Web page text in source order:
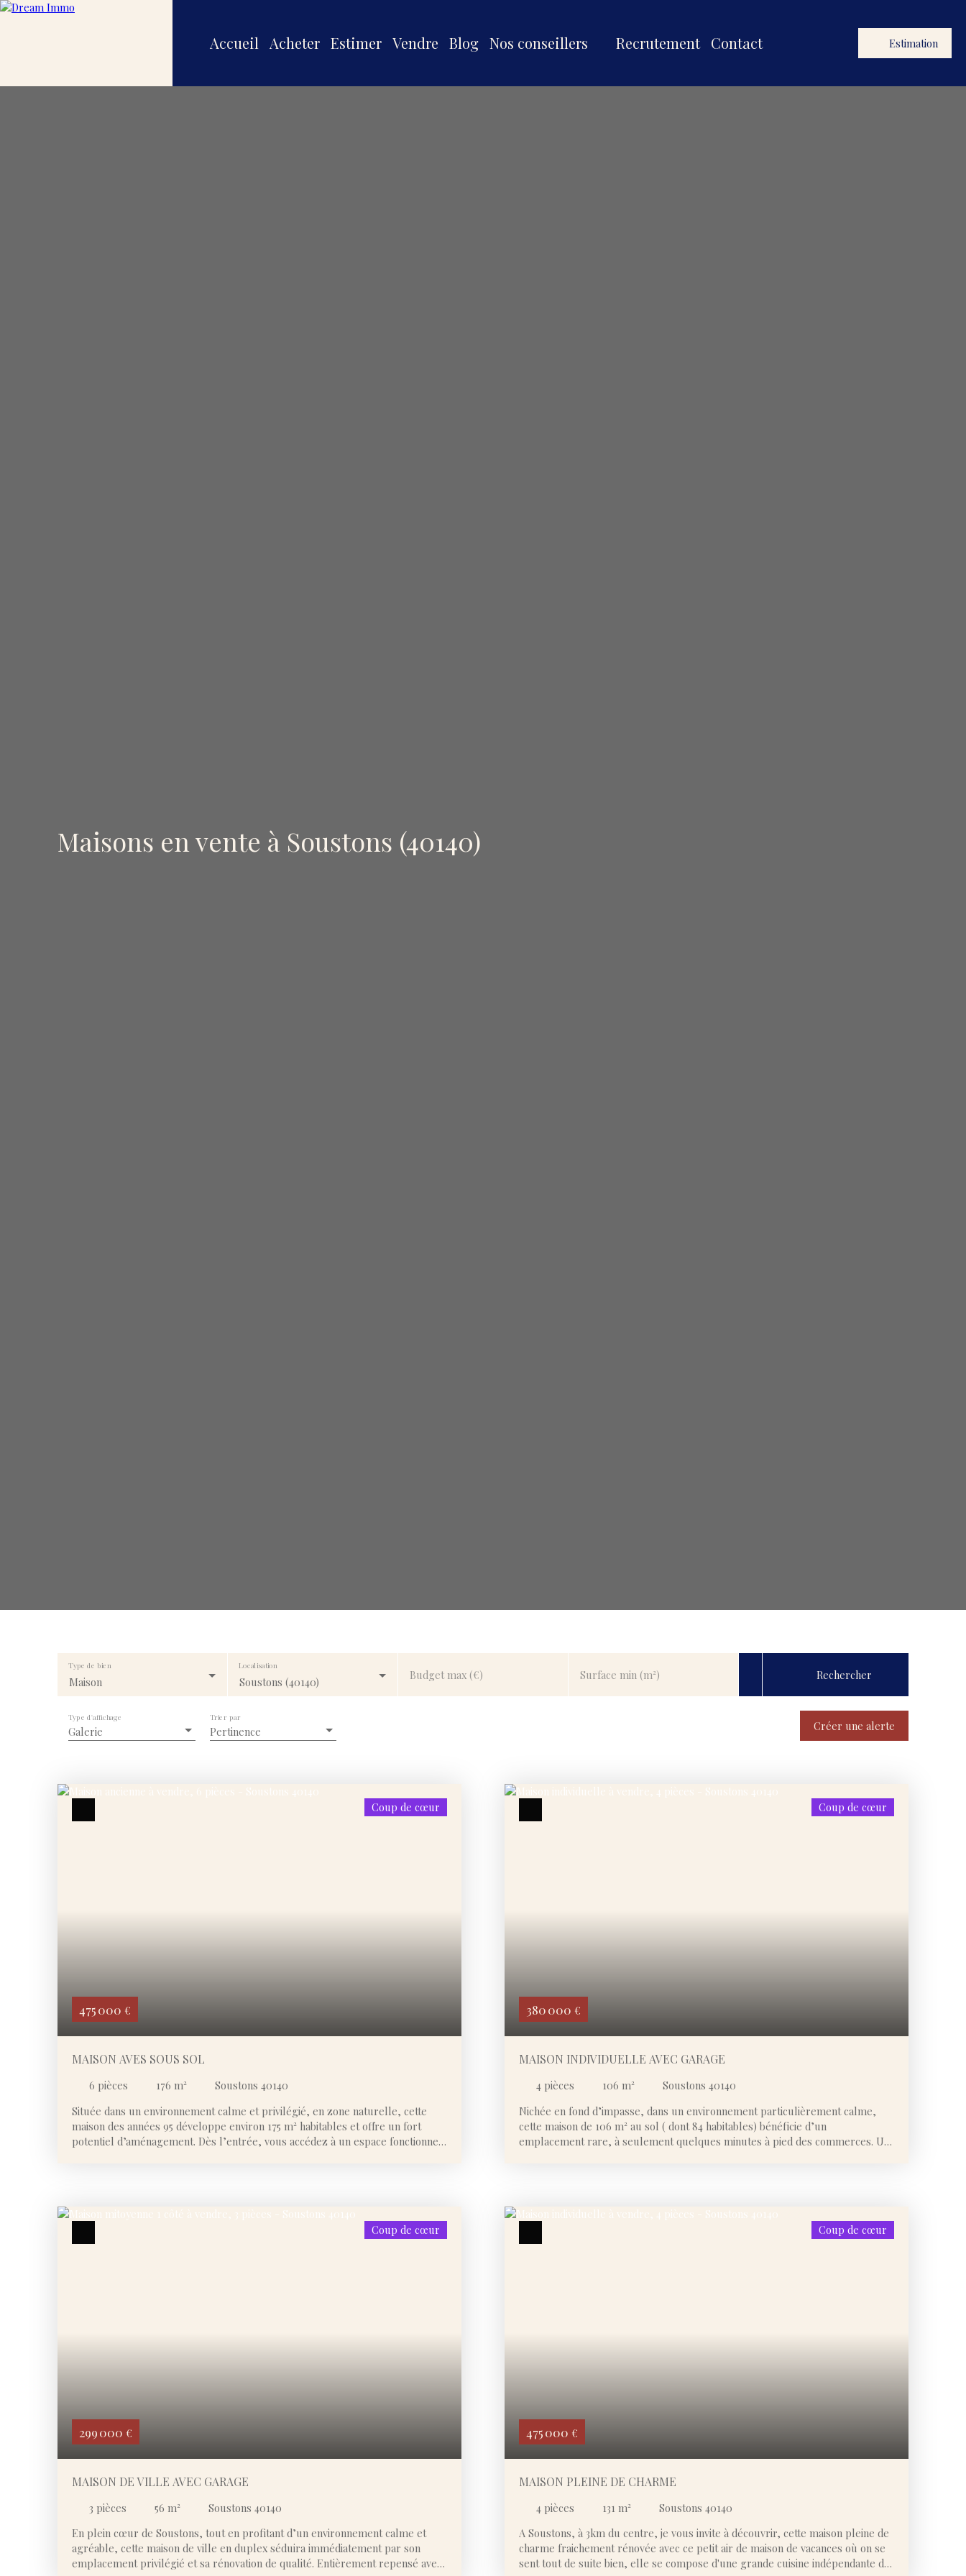
Accueil Acheter Estimer Vendre Blog Nos conseillers Recrutement Contact Estimation
Maisons en vente à Soustons (40140)
Maison
Type de bien
Soustons (40140)
Localisation
Budget max (€) Surface min (m²) Rechercher
Galerie
Type d'affichage
Pertinence
Trier par
Créer une alerte
475 000 €
Coup de cœur
MAISON AVES SOUS SOL
6 pièces 176 m²
Soustons 40140
Située dans un environnement calme et privilégié, en zone naturelle, cette
maison des années 95 développe environ 175 m² habitables et offre un fort
potentiel d’aménagement. Dès l’entrée, vous accédez à un espace fonctionnel
l’étage, un palier dessert deux grandes chambres bénéficiant d’une belle
hauteur sous plafond, offrant des volumes agréables et de nombreuses
380 000 €
Coup de cœur
MAISON INDIVIDUELLE AVEC GARAGE
4 pièces 106 m²
Soustons 40140
Nichée en fond d’impasse, dans un environnement particulièrement calme,
cette maison de 106 m² au sol ( dont 84 habitables) bénéficie d’un
emplacement rare, à seulement quelques minutes à pied des commerces. Un
besoins : stockage, atelier ou transformation en espace complémentaire. À
l’extérieur, le terrain piscinable permet d’envisager de beaux aménagements
299 000 €
Coup de cœur
MAISON DE VILLE AVEC GARAGE
3 pièces 56 m²
Soustons 40140
En plein cœur de Soustons, tout en profitant d’un environnement calme et
agréable, cette maison de ville en duplex séduira immédiatement par son
emplacement privilégié et sa rénovation de qualité. Entièrement repensé avec
475 000 €
Coup de cœur
MAISON PLEINE DE CHARME
4 pièces 131 m²
Soustons 40140
A Soustons, à 3km du centre, je vous invite à découvrir, cette maison pleine de
charme fraichement rénovée avec ce petit air de maison de vacances où on se
sent tout de suite bien, elle se compose d'une grande cuisine indépendante de